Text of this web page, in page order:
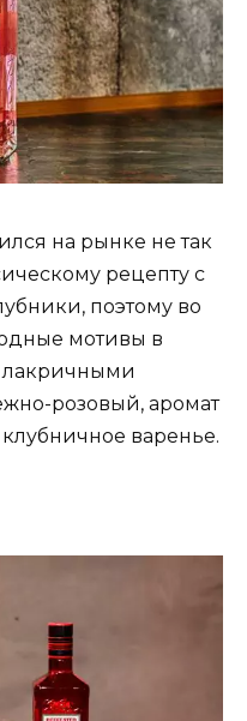
на рынке не так
рецепту с
поэтому во
мотивы в
лакричными
розовый, аромат
варенье.